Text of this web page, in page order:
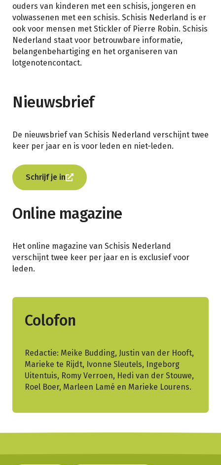
ouders van kinderen met een schisis, jongeren en
volwassenen met een schisis. Schisis Nederland is er
ook voor mensen met Stickler of Pierre Robin. Schisis
Nederland staat voor betrouwbare informatie,
belangenbehartiging en het organiseren van
lotgenotencontact.
Nieuwsbrief
De nieuwsbrief van Schisis Nederland verschijnt twee
keer per jaar en is voor leden en niet-leden.
Schrijf je in
Online magazine
Het online magazine van Schisis Nederland
verschijnt twee keer per jaar en is exclusief voor
leden.
Colofon
Redactie: Meike Budding, Justin van der Hooft,
Marieke te Rijdt, Ivonne Sleutels, Ingeborg
Uitentuis, Romy Verroen, Hedi van der Stouwe,
Roel Boer, Marleen Lamé en Marieke Lourens.